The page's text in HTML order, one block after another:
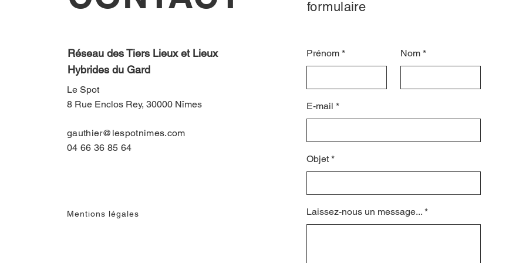
Réseau des Tiers Lieux et Lieux
Hybrides du Gard
Le Spot
8 Rue Enclos Rey, 30000 Nîmes
gauthier@lespotnimes.com
04 66 36 85 64
Mentions légales
formulaire
Prénom Nom
E-mail
Objet
Laissez-nous un message...